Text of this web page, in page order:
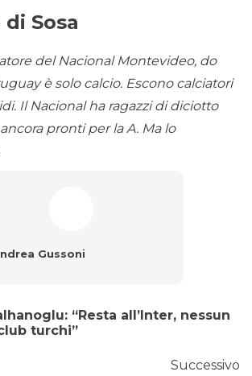
Sosa
del Nacional Montevideo, do
è solo calcio. Escono calciatori
Il Nacional ha ragazzi di diciotto
pronti per la A. Ma lo
Gussoni
“Resta all’Inter, nessun
turchi”
Successivo